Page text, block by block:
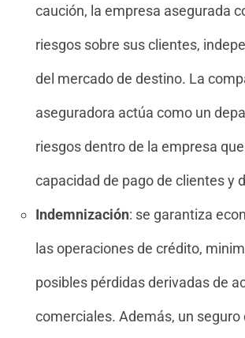
caución, la empresa asegurada
riesgos sobre sus clientes,
del mercado de destino. La
aseguradora actúa como un
riesgos dentro de la empresa
capacidad de pago de clientes y
Indemnización: se garantiza
las operaciones de crédito,
posibles pérdidas derivadas de
comerciales. Además, un seguro